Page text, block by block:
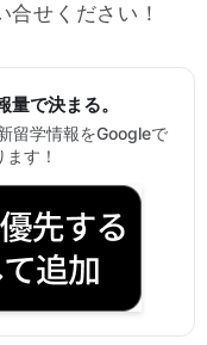
せください！
で決まる。
留学情報をGoogleで
す！